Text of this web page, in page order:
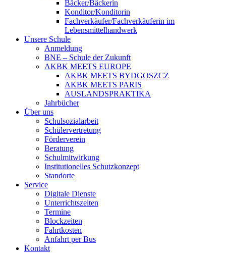
Bäcker/Bäckerin
Konditor/Konditorin
Fachverkäufer/Fachverkäuferin im
Lebensmittelhandwerk
Unsere Schule
Anmeldung
BNE – Schule der Zukunft
AKBK MEETS EUROPE
AKBK MEETS BYDGOSZCZ
AKBK MEETS PARIS
AUSLANDSPRAKTIKA
Jahrbücher
Über uns
Schulsozialarbeit
Schülervertretung
Förderverein
Beratung
Schulmitwirkung
Institutionelles Schutzkonzept
Standorte
Service
Digitale Dienste
Unterrichtszeiten
Termine
Blockzeiten
Fahrtkosten
Anfahrt per Bus
Kontakt